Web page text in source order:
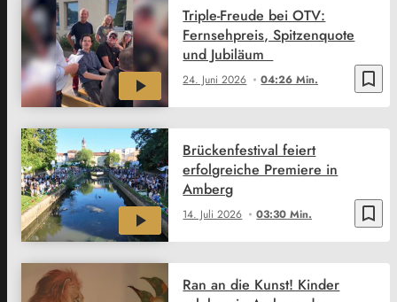
bookmark_border
24. Juni 2026 04:26 Min.
Triple-Freude bei OTV:
Fernsehpreis, Spitzenquote
und Jubiläum
bookmark_border
14. Juli 2026 03:30 Min.
Brückenfestival feiert
erfolgreiche Premiere in
Amberg
Ran an die Kunst! Kinder